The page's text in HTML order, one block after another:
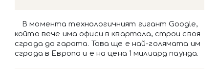
В момента технологичният гигант Google,
който вече има офиси в квартала, строи своя
сграда до гарата. Това ще е най-голямата им
сграда в Европа и е на цена 1 милиард паунда.